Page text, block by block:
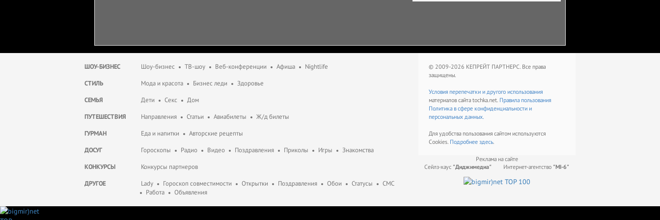
ШОУ-БИЗНЕС
СТИЛЬ
СЕМЬЯ
ПУТЕШЕСТВИЯ
ГУРМАН
ДОСУГ
КОНКУРСЫ
ДРУГОЕ
Шоу-бизнес ТВ-шоу Веб-конференции Афиша
Nightlife
Мода и красота
Бизнес леди
Здоровье
Дети
Секс
Дом
Направления
Статьи Авиабилеты
Ж/д билеты
Еда и напитки
Авторские рецепты
Гороскопы
Радио Видео Поздравления Приколы Игры
Знакомства
Конкурсы партнеров
Lady
Гороскоп совместимости Открытки Поздравления Обои Статусы
СМС
Работа
Объявления
© 2009-2026 КЕПРЕЙТ ПАРТНЕРС. Все права
защищены.
Условия перепечатки и другого использования
материалов сайта tochka.net. Правила пользования
Политика в сфере конфиденциальности и
персональных данных.
Для удобства пользования сайтом используются
Cookies. Подробнее здесь.
Реклама на сайте
Сейлз-хаус "Диджимедиа" Интернет-агентство "МІ-6"